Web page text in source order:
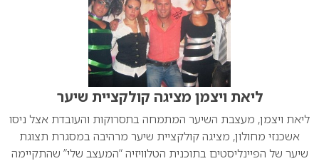
ליאת ויצמן מציגה קולקציית שיער
ליאת ויצמן, מעצבת השיער המתמחה בתסרוקות והעובדת אצל ניסו
אשכנזי מחולון, מציגה קולקציית שיער מרהיבה במסגרת תצוגת
שיער של הפיינליסטים בתוכנית הטלוויזיה “המעצב שלי” שהתקיימה